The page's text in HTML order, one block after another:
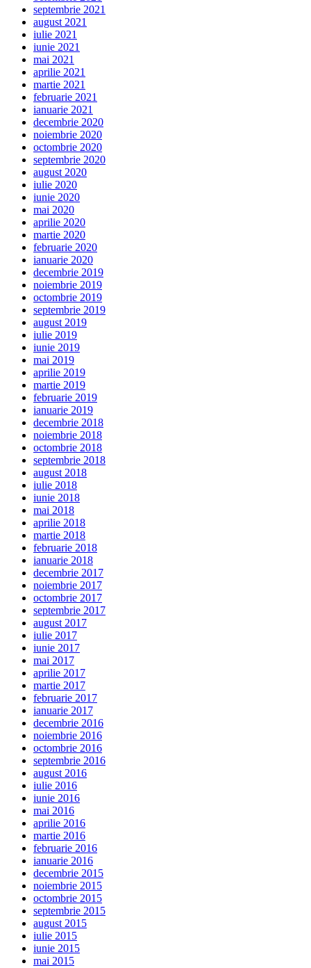
septembrie 2021
august 2021
iulie 2021
iunie 2021
mai 2021
aprilie 2021
martie 2021
februarie 2021
ianuarie 2021
decembrie 2020
noiembrie 2020
octombrie 2020
septembrie 2020
august 2020
iulie 2020
iunie 2020
mai 2020
aprilie 2020
martie 2020
februarie 2020
ianuarie 2020
decembrie 2019
noiembrie 2019
octombrie 2019
septembrie 2019
august 2019
iulie 2019
iunie 2019
mai 2019
aprilie 2019
martie 2019
februarie 2019
ianuarie 2019
decembrie 2018
noiembrie 2018
octombrie 2018
septembrie 2018
august 2018
iulie 2018
iunie 2018
mai 2018
aprilie 2018
martie 2018
februarie 2018
ianuarie 2018
decembrie 2017
noiembrie 2017
octombrie 2017
septembrie 2017
august 2017
iulie 2017
iunie 2017
mai 2017
aprilie 2017
martie 2017
februarie 2017
ianuarie 2017
decembrie 2016
noiembrie 2016
octombrie 2016
septembrie 2016
august 2016
iulie 2016
iunie 2016
mai 2016
aprilie 2016
martie 2016
februarie 2016
ianuarie 2016
decembrie 2015
noiembrie 2015
octombrie 2015
septembrie 2015
august 2015
iulie 2015
iunie 2015
mai 2015